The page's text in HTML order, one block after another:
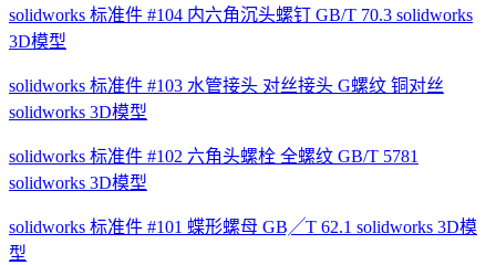
solidworks 标准件 #104 内六角沉头螺钉 GB/T 70.3 solidworks
3D模型
solidworks 标准件 #103 水管接头 对丝接头 G螺纹 铜对丝
solidworks 3D模型
solidworks 标准件 #102 六角头螺栓 全螺纹 GB/T 5781
solidworks 3D模型
solidworks 标准件 #101 蝶形螺母 GB╱T 62.1 solidworks 3D模
型